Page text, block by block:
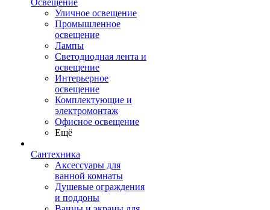
Освещение
Уличное освещение
Промышленное
освещение
Лампы
Светодиодная лента и
освещение
Интерьерное
освещение
Комплектующие и
электромонтаж
Офисное освещение
Ещё
Сантехника
Аксессуары для
ванной комнаты
Душевые ограждения
и поддоны